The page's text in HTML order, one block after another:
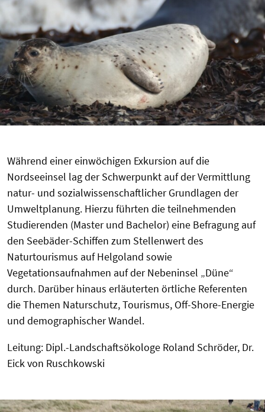
Während einer einwöchigen Exkursion auf die
Nordseeinsel lag der Schwerpunkt auf der Vermittlung
natur- und sozialwissenschaftlicher Grundlagen der
Umweltplanung. Hierzu führten die teilnehmenden
Studierenden (Master und Bachelor) eine Befragung auf
den Seebäder-Schiffen zum Stellenwert des
Naturtourismus auf Helgoland sowie
Vegetationsaufnahmen auf der Nebeninsel „Düne“
durch. Darüber hinaus erläuterten örtliche Referenten
die Themen Naturschutz, Tourismus, Off-Shore-Energie
und demographischer Wandel.
Leitung: Dipl.-Landschaftsökologe Roland Schröder, Dr.
Eick von Ruschkowski